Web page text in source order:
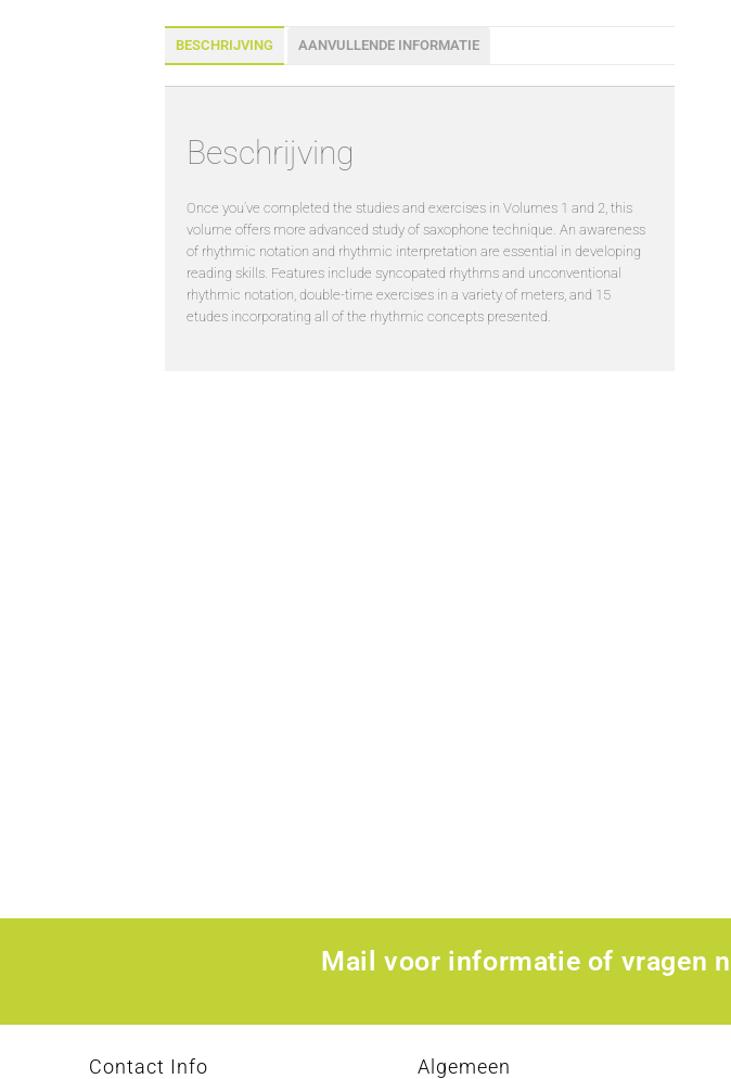
BESCHRIJVING AANVULLENDE INFORMATIE
Beschrijving
Once you’ve completed the studies and exercises in Volumes 1 and 2, this
volume offers more advanced study of saxophone technique. An awareness
of rhythmic notation and rhythmic interpretation are essential in developing
reading skills. Features include syncopated rhythms and unconventional
rhythmic notation, double-time exercises in a variety of meters, and 15
etudes incorporating all of the rhythmic concepts presented.
Mail voor informatie of vragen
Contact Info Algemeen